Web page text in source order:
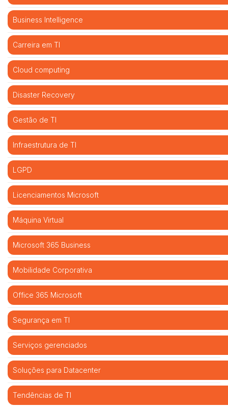
Business Intelligence
Carreira em TI
Cloud computing
Disaster Recovery
Gestão de TI
Infraestrutura de TI
LGPD
Licenciamentos Microsoft
Máquina Virtual
Microsoft 365 Business
Mobilidade Corporativa
Office 365 Microsoft
Segurança em TI
Serviços gerenciados
Soluções para Datacenter
Tendências de TI